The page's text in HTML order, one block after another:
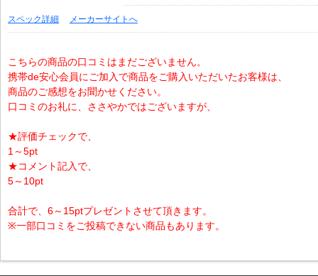
スペック詳細 メーカーサイトへ
こちらの商品の口コミはまだございません。
携帯de安心会員にご加入で商品をご購入いただいたお客様は、
商品のご感想をお聞かせください。
口コミのお礼に、ささやかではございますが、
★評価チェックで、
1～5pt
★コメント記入で、
5～10pt
合計で、6～15ptプレゼントさせて頂きます。
※一部口コミをご投稿できない商品もあります。